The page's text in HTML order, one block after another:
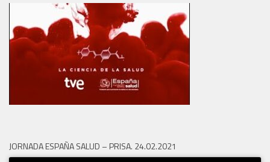
JORNADA ESPAÑA SALUD – PRISA. 24.02.2021